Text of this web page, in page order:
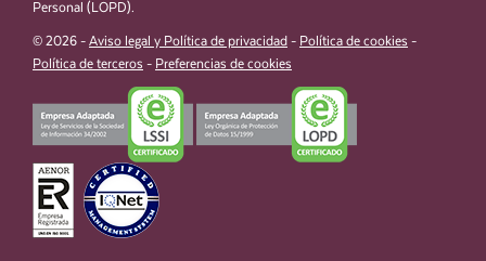
Personal (LOPD).
© 2026 - Aviso legal y Política de privacidad - Política de cookies -
Política de terceros - Preferencias de cookies